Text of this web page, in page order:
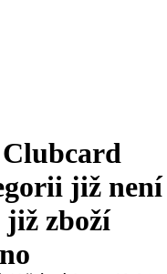
Clubcard
již není
již zboží